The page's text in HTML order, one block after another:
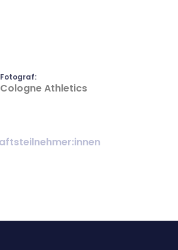
Fotograf:
Cologne Athletics